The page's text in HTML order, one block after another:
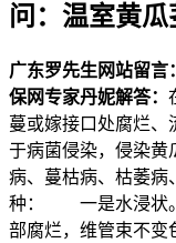
问：温室黄瓜
广东罗先生网站留言
保网专家丹妮解答：
蔓或嫁接口处腐烂、
于病菌侵染，侵染黄
病、蔓枯病、枯萎病
种： 一是水浸状。
部腐烂，维管束不变